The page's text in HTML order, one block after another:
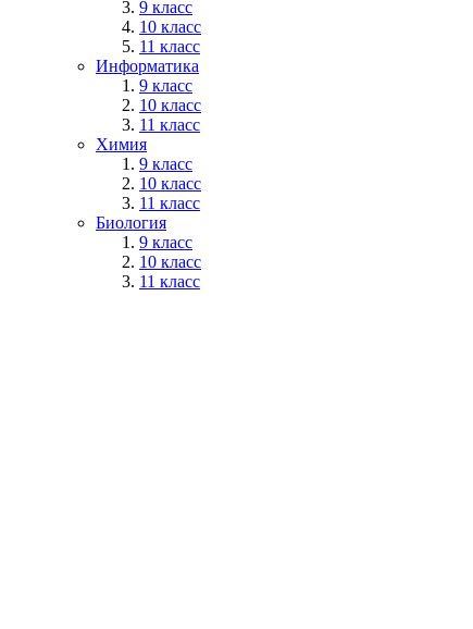
9 класс
10 класс
11 класс
Информатика
9 класс
10 класс
11 класс
Химия
9 класс
10 класс
11 класс
Биология
9 класс
10 класс
11 класс